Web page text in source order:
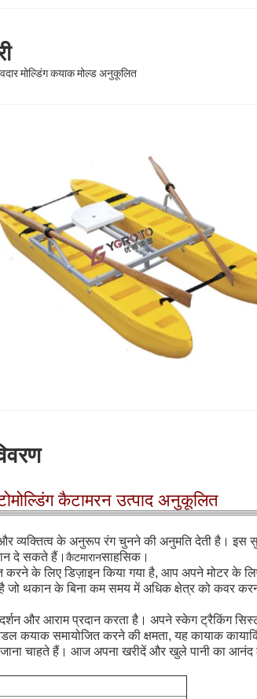
मोल्डिंग कयाक मोल्ड अनुकूलित
कैटामरन उत्पाद अनुकूलित
व्यक्तित्व के अनुरूप रंग चुनने की अनुमति देती है। इस
दे सकते हैं। कैटमारानसाहसिक।
के लिए डिज़ाइन किया गया है, आप अपने मोटर के
जो थकान के बिना कम समय में अधिक क्षेत्र को कवर
और आराम प्रदान करता है। अपने स्केग ट्रैकिंग
समायोजित करने की क्षमता, यह कायाक
जाना चाहते हैं। आज अपना खरीदें और खुले पानी का